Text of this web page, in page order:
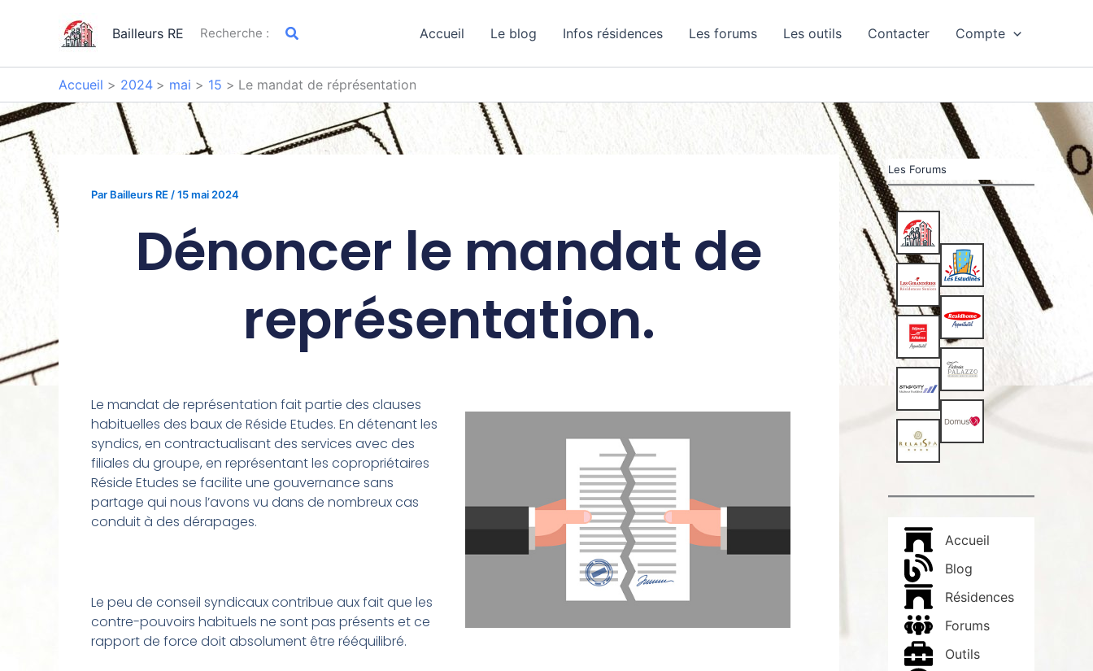
Bailleurs RE Recherche : Rechercher Accueil Le blog Infos résidences Les forums Les outils Contacter Compte
Accueil 2024 mai 15 Le mandat de réprésentation
Par Bailleurs RE /15 mai 2024
Dénoncer le mandat de
représentation.
Le mandat de représentation fait partie des clauses
habituelles des baux de Réside Etudes. En détenant les
syndics, en contractualisant des services avec des
filiales du groupe, en représentant les copropriétaires
Réside Etudes se facilite une gouvernance sans
partage qui nous l’avons vu dans de nombreux cas
conduit à des dérapages.
Le peu de conseil syndicaux contribue aux fait que les
contre-pouvoirs habituels ne sont pas présents et ce
rapport de force doit absolument être rééquilibré.
Les Forums
Accueil
Blog
Résidences
Forums
Outils